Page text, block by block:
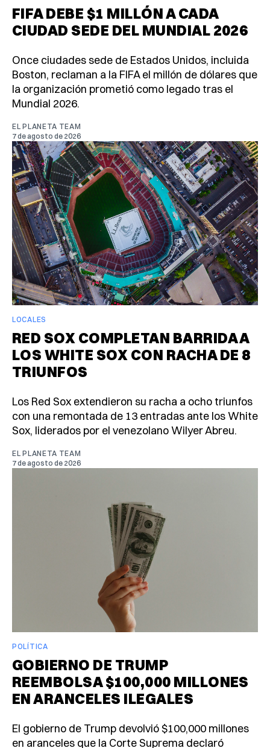
FIFA DEBE $1 MILLÓN A CADA
CIUDAD SEDE DEL MUNDIAL 2026
Once ciudades sede de Estados Unidos, incluida
Boston, reclaman a la FIFA el millón de dólares que
la organización prometió como legado tras el
Mundial 2026.
EL PLANETA TEAM
7 de agosto de 2026
LOCALES
RED SOX COMPLETAN BARRIDA A
LOS WHITE SOX CON RACHA DE 8
TRIUNFOS
Los Red Sox extendieron su racha a ocho triunfos
con una remontada de 13 entradas ante los White
Sox, liderados por el venezolano Wilyer Abreu.
EL PLANETA TEAM
7 de agosto de 2026
POLÍTICA
GOBIERNO DE TRUMP
REEMBOLSA $100,000 MILLONES
EN ARANCELES ILEGALES
El gobierno de Trump devolvió $100,000 millones
en aranceles que la Corte Suprema declaró